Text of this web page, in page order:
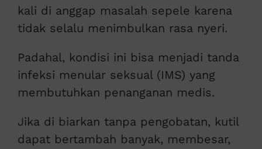
kali di anggap masalah sepele karena
tidak selalu menimbulkan rasa nyeri.
Padahal, kondisi ini bisa menjadi tanda
infeksi menular seksual (IMS) yang
membutuhkan penanganan medis.
Jika di biarkan tanpa pengobatan, kutil
dapat bertambah banyak, membesar,